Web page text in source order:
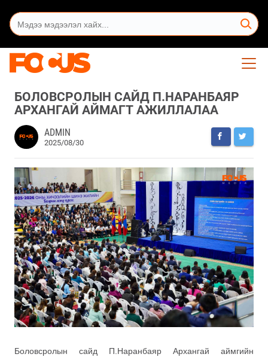
БОЛОВСРОЛЫН САЙД П.НАРАНБАЯР
АРХАНГАЙ АЙМАГТ АЖИЛЛАЛАА
ADMIN
2025/08/30
Боловсролын сайд П.Наранбаяр Архангай аймгийн